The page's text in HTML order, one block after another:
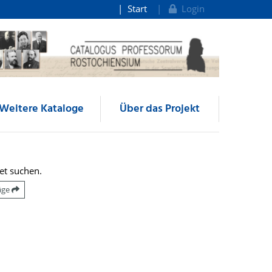
Start Login
Kataloge Über das Projekt
suchen.